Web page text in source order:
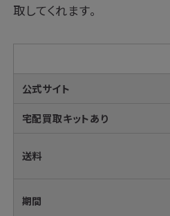
取してくれます。
公式サイト
宅配買取キットあり
送料
期間